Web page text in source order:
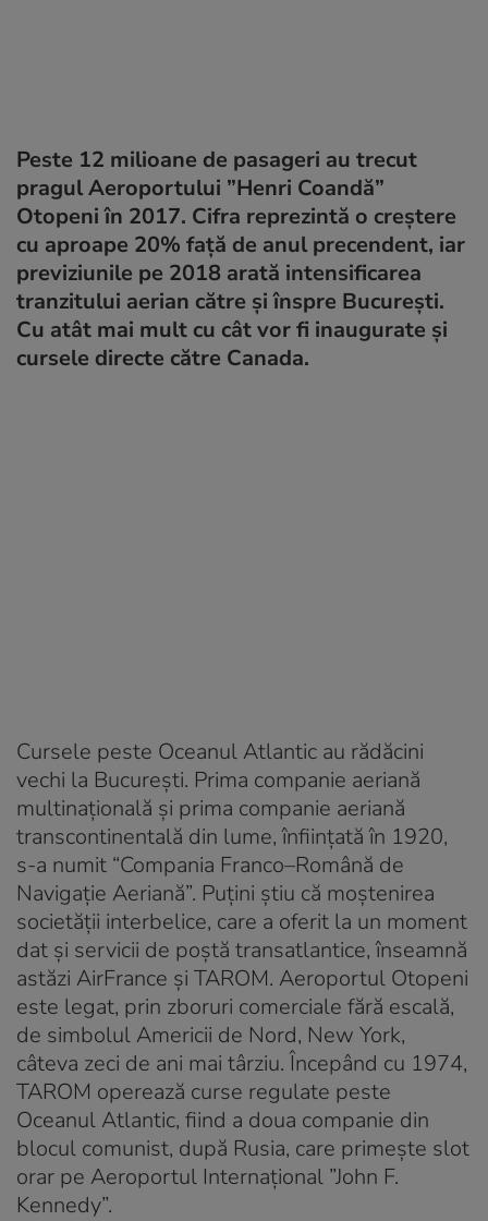
Peste 12 milioane de pasageri au trecut
pragul Aeroportului ”Henri Coandă”
Otopeni în 2017. Cifra reprezintă o creștere
cu aproape 20% față de anul precendent, iar
previziunile pe 2018 arată intensificarea
tranzitului aerian către și înspre București.
Cu atât mai mult cu cât vor fi inaugurate și
cursele directe către Canada.
Cursele peste Oceanul Atlantic au rădăcini
vechi la București. Prima companie aeriană
multinațională și prima companie aeriană
transcontinentală din lume, înființată în 1920,
s-a numit “Compania Franco–Română de
Navigație Aeriană”. Puțini știu că moștenirea
societății interbelice, care a oferit la un moment
dat și servicii de poștă transatlantice, înseamnă
astăzi AirFrance și TAROM. Aeroportul Otopeni
este legat, prin zboruri comerciale fără escală,
de simbolul Americii de Nord, New York,
câteva zeci de ani mai târziu. Începând cu 1974,
TAROM operează curse regulate peste
Oceanul Atlantic, fiind a doua companie din
blocul comunist, după Rusia, care primește slot
orar pe Aeroportul Internațional ”John F.
Kennedy”.